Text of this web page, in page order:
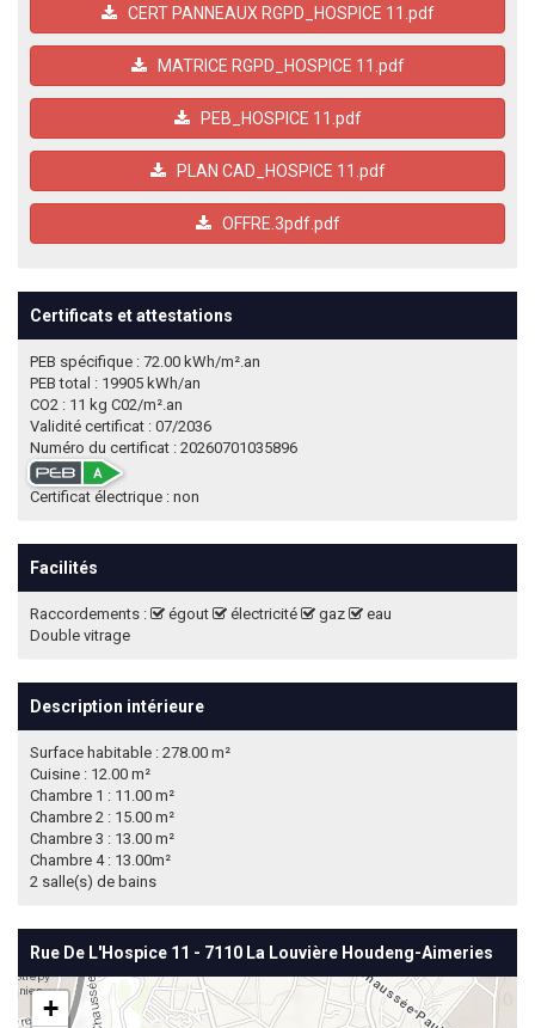
CERT PANNEAUX RGPD_HOSPICE 11.pdf
MATRICE RGPD_HOSPICE 11.pdf
PEB_HOSPICE 11.pdf
PLAN CAD_HOSPICE 11.pdf
OFFRE.3pdf.pdf
Certificats et attestations
PEB spécifique : 72.00 kWh/m².an
PEB total : 19905 kWh/an
CO2 : 11 kg C02/m².an
Validité certificat : 07/2036
Numéro du certificat : 20260701035896
Certificat électrique : non
Facilités
Raccordements : égout électricité gaz
eau
Double vitrage
Description intérieure
Surface habitable : 278.00 m²
Cuisine : 12.00 m²
Chambre 1 : 11.00 m²
Chambre 2 : 15.00 m²
Chambre 3 : 13.00 m²
Chambre 4 : 13.00m²
2 salle(s) de bains
Rue De L'Hospice 11 - 7110 La Louvière Houdeng-Aimeries
+